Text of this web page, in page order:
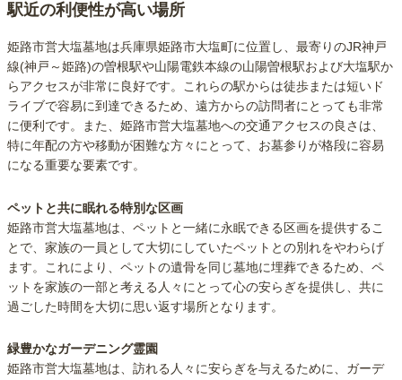
駅近の利便性が高い場所
姫路市営大塩墓地は兵庫県姫路市大塩町に位置し、最寄りのJR神戸
線(神戸～姫路)の曽根駅や山陽電鉄本線の山陽曽根駅および大塩駅か
らアクセスが非常に良好です。これらの駅からは徒歩または短いド
ライブで容易に到達できるため、遠方からの訪問者にとっても非常
に便利です。また、姫路市営大塩墓地への交通アクセスの良さは、
特に年配の方や移動が困難な方々にとって、お墓参りが格段に容易
になる重要な要素です。
ペットと共に眠れる特別な区画
姫路市営大塩墓地は、ペットと一緒に永眠できる区画を提供するこ
とで、家族の一員として大切にしていたペットとの別れをやわらげ
ます。これにより、ペットの遺骨を同じ墓地に埋葬できるため、ペ
ットを家族の一部と考える人々にとって心の安らぎを提供し、共に
過ごした時間を大切に思い返す場所となります。
緑豊かなガーデニング霊園
姫路市営大塩墓地は、訪れる人々に安らぎを与えるために、ガーデ